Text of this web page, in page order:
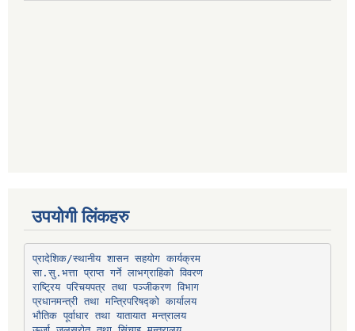
उपयोगी लिंकहरु
प्रादेशिक/स्थानीय शासन सहयोग कार्यक्रम
सा.सु.भत्ता प्राप्त गर्ने लाभग्राहिको विवरण
राष्ट्रिय परिचयपत्र तथा पञ्‍जीकरण विभाग
प्रधानमन्त्री तथा मन्त्रिपरिषद्को कार्यालय
भौतिक पूर्वाधार तथा यातायात मन्त्रालय